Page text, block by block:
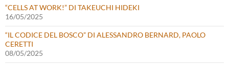
“CELLS AT WORK!” DI TAKEUCHI HIDEKI
16/05/2025
“IL CODICE DEL BOSCO” DI ALESSANDRO BERNARD, PAOLO
CERETTI
08/05/2025